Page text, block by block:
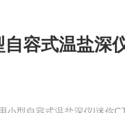
容式温盐深